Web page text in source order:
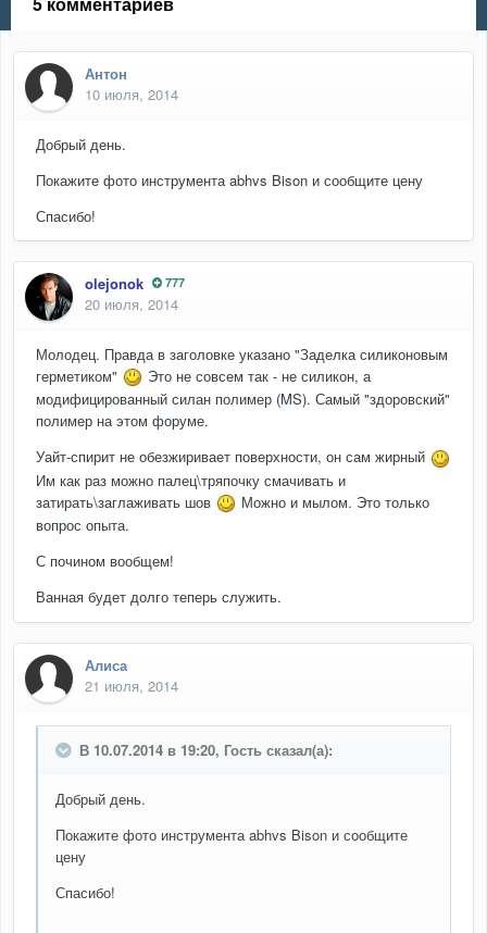
Антон
10 июля, 2014
Добрый день.
Покажите фото инструмента abhvs Bison и сообщите цену
Спасибо!
olejonok 777
20 июля, 2014
Молодец. Правда в заголовке указано "Заделка силиконовым
герметиком"
Это не совсем так - не силикон, а
модифицированный силан полимер (MS). Самый "здоровский"
полимер на этом форуме.
Уайт-спирит не обезжиривает поверхности, он сам жирный
Им как раз можно палец\тряпочку смачивать и
затирать\заглаживать шов
Можно и мылом. Это только
вопрос опыта.
С почином вообщем!
Ванная будет долго теперь служить.
Алиса
21 июля, 2014
В 10.07.2014 в 19:20, Гость сказал(а):
Добрый день.
Покажите фото инструмента abhvs Bison и сообщите
цену
Спасибо!